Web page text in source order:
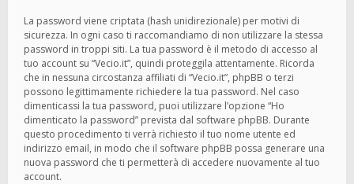
La password viene criptata (hash unidirezionale) per motivi di
sicurezza. In ogni caso ti raccomandiamo di non utilizzare la stessa
password in troppi siti. La tua password è il metodo di accesso al
tuo account su “Vecio.it”, quindi proteggila attentamente. Ricorda
che in nessuna circostanza affiliati di “Vecio.it”, phpBB o terzi
possono legittimamente richiedere la tua password. Nel caso
dimenticassi la tua password, puoi utilizzare l’opzione “Ho
dimenticato la password” prevista dal software phpBB. Durante
questo procedimento ti verrà richiesto il tuo nome utente ed
indirizzo email, in modo che il software phpBB possa generare una
nuova password che ti permetterà di accedere nuovamente al tuo
account.